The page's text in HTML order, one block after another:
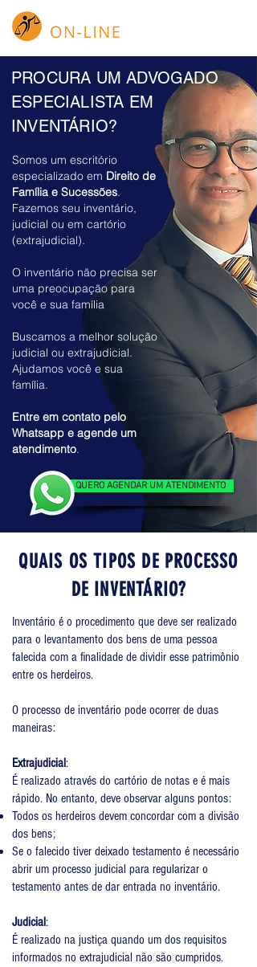
PROCURA UM ADVOGADO
ESPECIALISTA EM
INVENTÁRIO?
Somos um escritório
especializado em Direito de
Família e Sucessões.
Fazemos seu inventário,
judicial ou em cartório
(extrajudicial).
O inventário não precisa ser
uma preocupação para
você e sua família
Buscamos a melhor solução
judicial ou extrajudicial.
Ajudamos você e sua
família.
Entre em contato pelo
Whatsapp e agende um
atendimento.
QUERO AGENDAR UM ATENDIMENTO
QUAIS OS TIPOS DE PROCESSO
DE INVENTÁRIO?
Inventário é o procedimento que deve ser realizado
para o levantamento dos bens de uma pessoa
falecida com a finalidade de dividir esse patrimônio
entre os herdeiros.
O processo de inventário pode ocorrer de duas
maneiras:
Extrajudicial:
É realizado através do cartório de notas e é mais
rápido. No entanto, deve observar alguns pontos:
Todos os herdeiros devem concordar com a divisão
dos bens;
Se o falecido tiver deixado testamento é necessário
abrir um processo judicial para regularizar o
testamento antes de dar entrada no inventário.
Judicial:
É realizado na justiça quando um dos requisitos
informados no extrajudicial não são cumpridos.